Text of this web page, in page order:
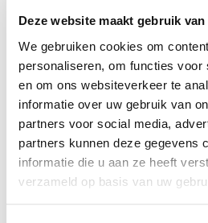
Deze website maakt gebruik
We gebruiken cookies om
personaliseren, om functies voor
en om ons websiteverkeer te
informatie over uw gebruik van
partners voor social media,
partners kunnen deze gegevens
informatie die u aan ze heeft
verzameld op basis van uw
voor huurinkomsten en
vastgoed in Dubai en daarbuiten,
van DarGlobal een combinatie
aantrekkingskracht en elegant